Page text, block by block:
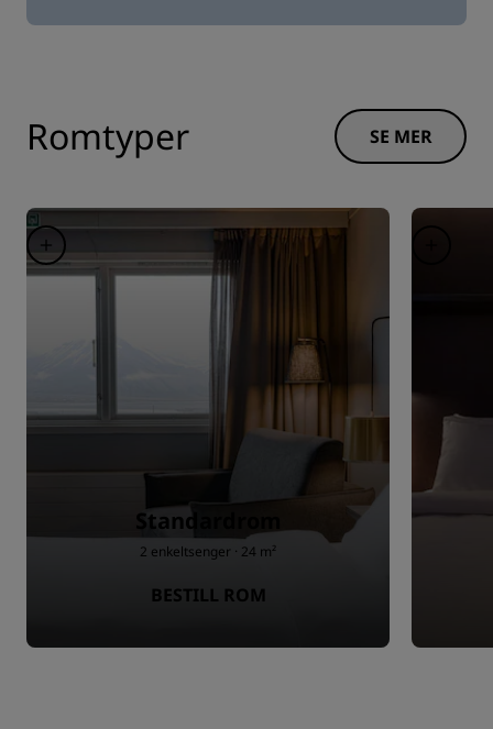
Romtyper SE MER
Standardrom
2 enkeltsenger · 24 m²
BESTILL ROM